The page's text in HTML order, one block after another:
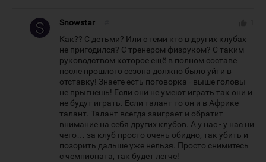
Snowstar
Как?? С детьми? Или с теми кто в других клубах
не пригодился? С тренером физруком? С таким
руководством которое ещё в полном составе
после прошлого сезона должно было уйти в
отставку! Знаете есть поговорка - выше головы
не прыгнешь! Если они не умеют играть так они и
не будут играть. Если талант то он и в Африке
талант. Талант всегда заиграет и обратит
внимание на себя других клубов. А у нас - у нас ни
чего… за клуб просто очень обидно, так убить и
позорить дальше уже нельзя. Просто снимитесь
с чемпионата, так будет легче!